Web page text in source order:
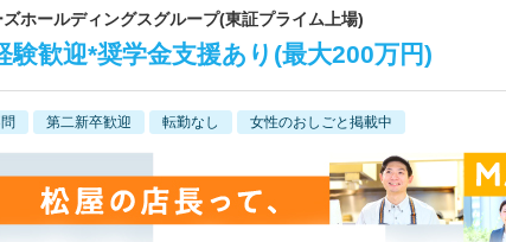
ホールディングスグループ(東証プライム上場)
験歓迎*奨学金支援あり(最大200万円)
第二新卒歓迎 転勤なし 女性のおしごと掲載中